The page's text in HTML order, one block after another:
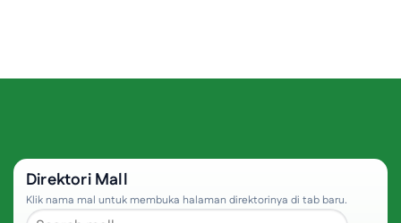
Direktori Mall
Klik nama mal untuk membuka halaman direktorinya di tab baru.